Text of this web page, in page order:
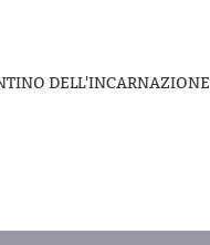
DELL'INCARNAZIONE